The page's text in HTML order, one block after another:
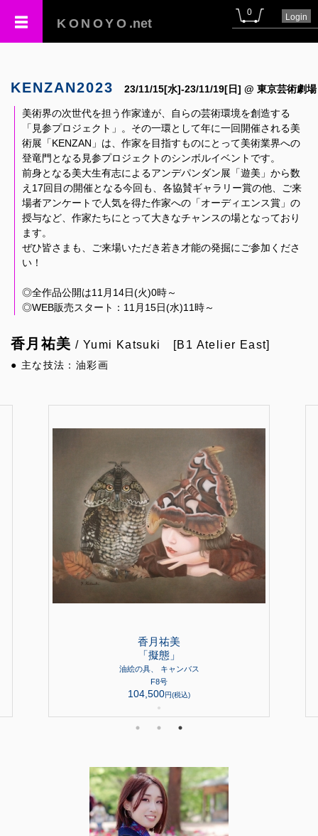
KONOYO .net
0 Login
KENZAN2023 23/11/15[水]-23/11/19[日] @ 東京芸術劇場
美術界の次世代を担う作家達が、自らの芸術環境を創造する
「見参プロジェクト」。その一環として年に一回開催される美
術展「KENZAN」は、作家を目指すものにとって美術業界への
登竜門となる見参プロジェクトのシンボルイベントです。
前身となる美大生有志によるアンデパンダン展「遊美」から数
え17回目の開催となる今回も、各協賛ギャラリー賞の他、ご来
場者アンケートで人気を得た作家への「オーディエンス賞」の
授与など、作家たちにとって大きなチャンスの場となっており
ます。
ぜひ皆さまも、ご来場いただき若き才能の発掘にご参加くださ
い！
◎全作品公開は11月14日(火)0時～
◎WEB販売スタート：11月15日(水)11時～
香月祐美 / Yumi Katsuki [B1 Atelier East]
● 主な技法：油彩画
香月祐美
「擬態」
油絵の具、 キャンバス
F8号
104,500円(税込)
●